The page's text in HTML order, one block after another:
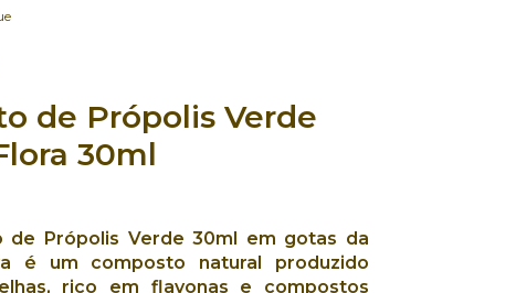
de Própolis Verde
30ml
de Própolis Verde 30ml em gotas da
é um composto natural produzido
rico em flavonas e compostos